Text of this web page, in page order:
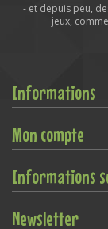
- et depuis peu,
jeux,
Informations
Mon compte
Informations
Newsletter